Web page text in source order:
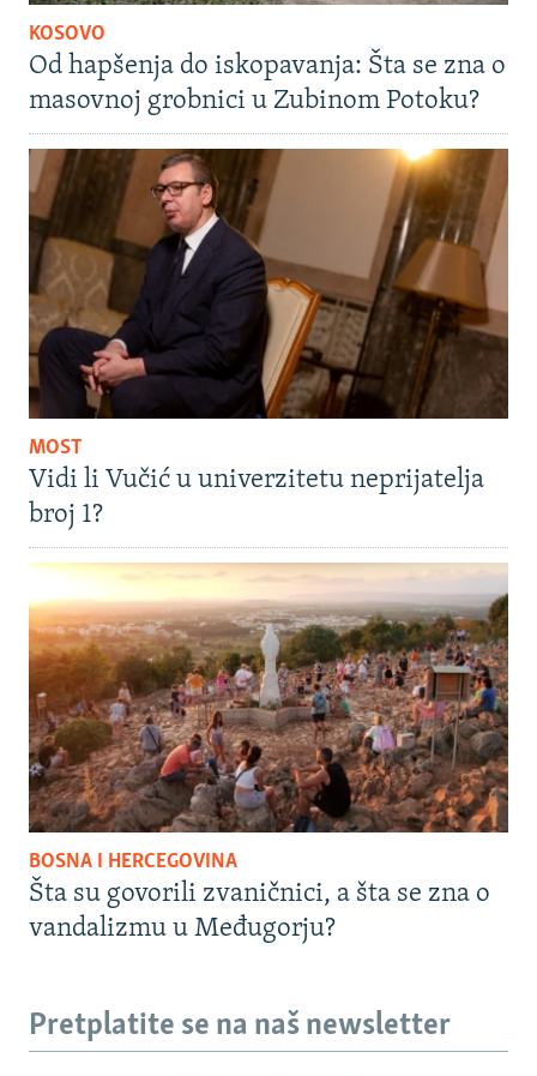
KOSOVO
Od hapšenja do iskopavanja: Šta se zna o
masovnoj grobnici u Zubinom Potoku?
MOST
Vidi li Vučić u univerzitetu neprijatelja
broj 1?
BOSNA I HERCEGOVINA
Šta su govorili zvaničnici, a šta se zna o
vandalizmu u Međugorju?
Pretplatite se na naš newsletter